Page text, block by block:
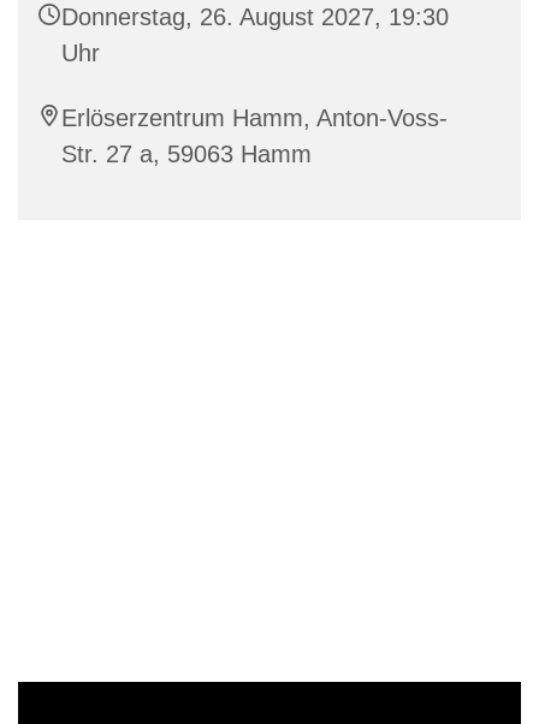
Donnerstag, 26. August 2027, 19:30
Uhr
Erlöserzentrum Hamm, Anton-Voss-
Str. 27 a, 59063 Hamm